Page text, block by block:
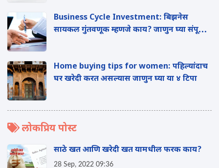
Business Cycle Investment: ब‍िझनेस
सायकल गुंतवणूक म्हणजे काय? जाणुन घ्या संपूर्ण
Home buying tips for women: पहिल्यांदाच
घर खरेदी करत असल्यास जाणुन घ्या या ४ ट‍िपा
लोकप्रिय पोस्ट
साठे खत आणि खरेदी खत यामधील फरक काय?
28 Sep, 2022 09:36